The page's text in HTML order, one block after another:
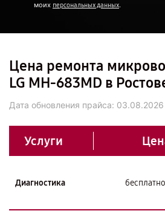
моих персональных данных.
Цена ремонта
LG MH-683MD в
Дата обновления прайса: 03.08.2026
Услуги
Диагностика бесплатно